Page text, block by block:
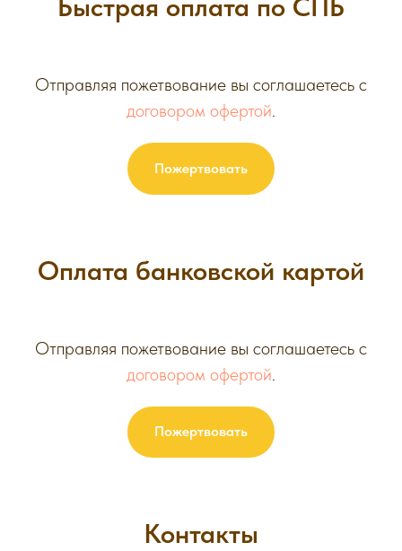
Отправляя пожетвование вы соглашаетесь с
договором офертой.
Пожертвовать
Оплата банковской картой
Отправляя пожетвование вы соглашаетесь с
договором офертой.
Пожертвовать
Контакты